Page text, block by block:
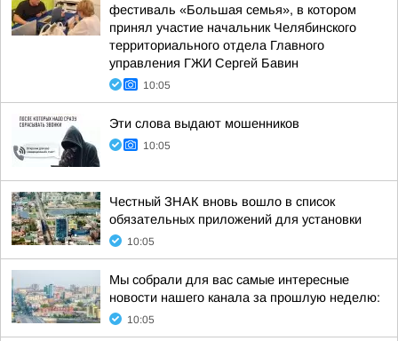
фестиваль «Большая семья», в котором
принял участие начальник Челябинского
территориального отдела Главного
управления ГЖИ Сергей Бавин
10:05
Эти слова выдают мошенников
10:05
Честный ЗНАК вновь вошло в список
обязательных приложений для установки
10:05
Мы собрали для вас самые интересные
новости нашего канала за прошлую неделю:
10:05